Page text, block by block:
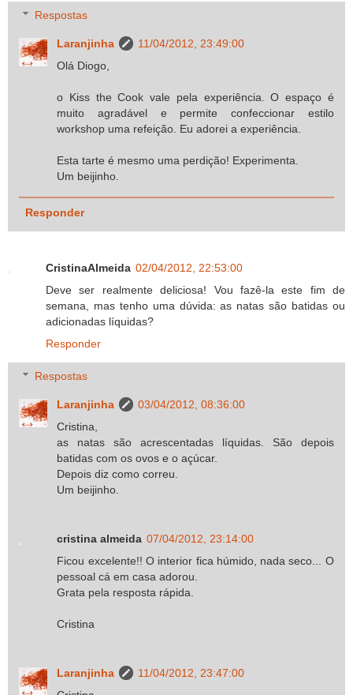
Respostas
Laranjinha
11/04/2012, 23:49:00
Olá Diogo,
o Kiss the Cook vale pela experiência. O espaço é
muito agradável e permite confeccionar estilo
workshop uma refeição. Eu adorei a experiência.
Esta tarte é mesmo uma perdição! Experimenta.
Um beijinho.
Responder
CristinaAlmeida 02/04/2012, 22:53:00
Deve ser realmente deliciosa! Vou fazê-la este fim de
semana, mas tenho uma dúvida: as natas são batidas ou
adicionadas líquidas?
Responder
Respostas
Laranjinha
03/04/2012, 08:36:00
Cristina,
as natas são acrescentadas líquidas. São depois
batidas com os ovos e o açúcar.
Depois diz como correu.
Um beijinho.
cristina almeida 07/04/2012, 23:14:00
Ficou excelente!! O interior fica húmido, nada seco... O
pessoal cá em casa adorou.
Grata pela resposta rápida.
Cristina
Laranjinha
11/04/2012, 23:47:00